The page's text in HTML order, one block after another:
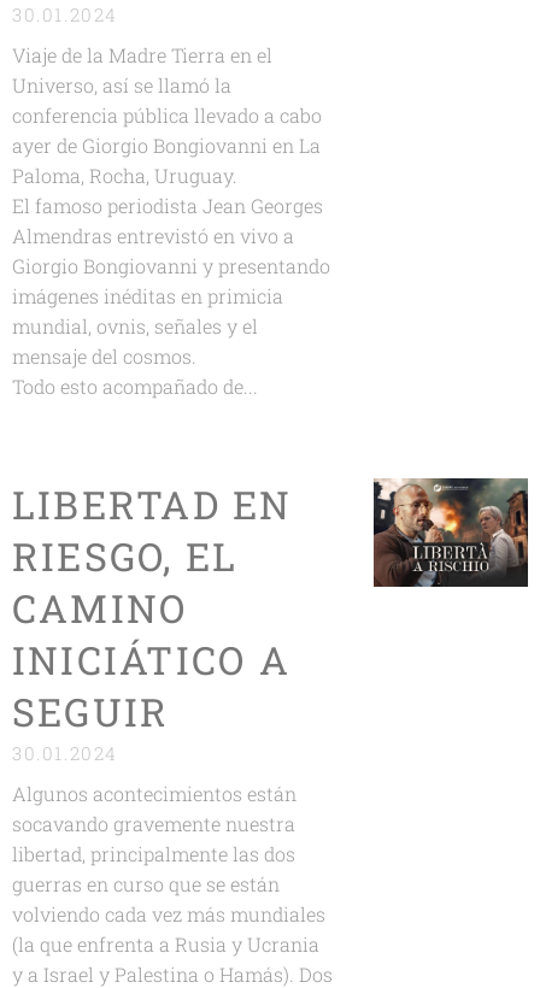
30.01.2024
Viaje de la Madre Tierra en el
Universo, así se llamó la
conferencia pública llevado a cabo
ayer de Giorgio Bongiovanni en La
Paloma, Rocha, Uruguay.
El famoso periodista Jean Georges
Almendras entrevistó en vivo a
Giorgio Bongiovanni y presentando
imágenes inéditas en primicia
mundial, ovnis, señales y el
mensaje del cosmos.
Todo esto acompañado de...
LIBERTAD EN
RIESGO, EL
CAMINO
INICIÁTICO A
SEGUIR
30.01.2024
Algunos acontecimientos están
socavando gravemente nuestra
libertad, principalmente las dos
guerras en curso que se están
volviendo cada vez más mundiales
(la que enfrenta a Rusia y Ucrania
y a Israel y Palestina o Hamás). Dos